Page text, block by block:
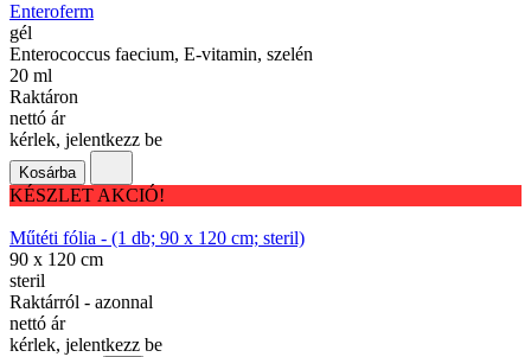
Enteroferm
gél
Enterococcus faecium, E-vitamin, szelén
20 ml
Raktáron
nettó ár
kérlek, jelentkezz be
Kosárba
KÉSZLET AKCIÓ!
Műtéti fólia - (1 db; 90 x 120 cm; steril)
90 x 120 cm
steril
Raktárról - azonnal
nettó ár
kérlek, jelentkezz be